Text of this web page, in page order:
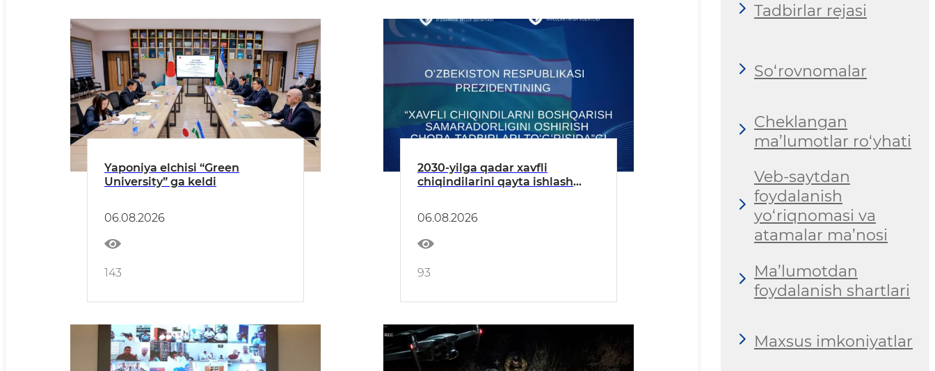
Yaponiya elchisi “Green
University” ga keldi
06.08.2026
143
2030-yilga qadar xavfli
chiqindilarini qayta ishlash
boʻyicha Prezident qarori
06.08.2026
93
Tadbirlar rejasi
So‘rovnomalar
Cheklangan
ma’lumotlar ro‘yhati
Veb-saytdan
foydalanish
yo‘riqnomasi va
atamalar ma’nosi
Ma’lumotdan
foydalanish shartlari
Maxsus imkoniyatlar